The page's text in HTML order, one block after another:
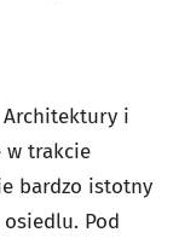
Architektury i
w trakcie
bardzo istotny
Pod